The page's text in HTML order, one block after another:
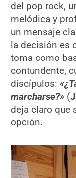
del pop rock,
melódica y
un mensaje
la decisión es
toma como
contundente,
discípulos:
marcharse?» (
deja claro que
opción.